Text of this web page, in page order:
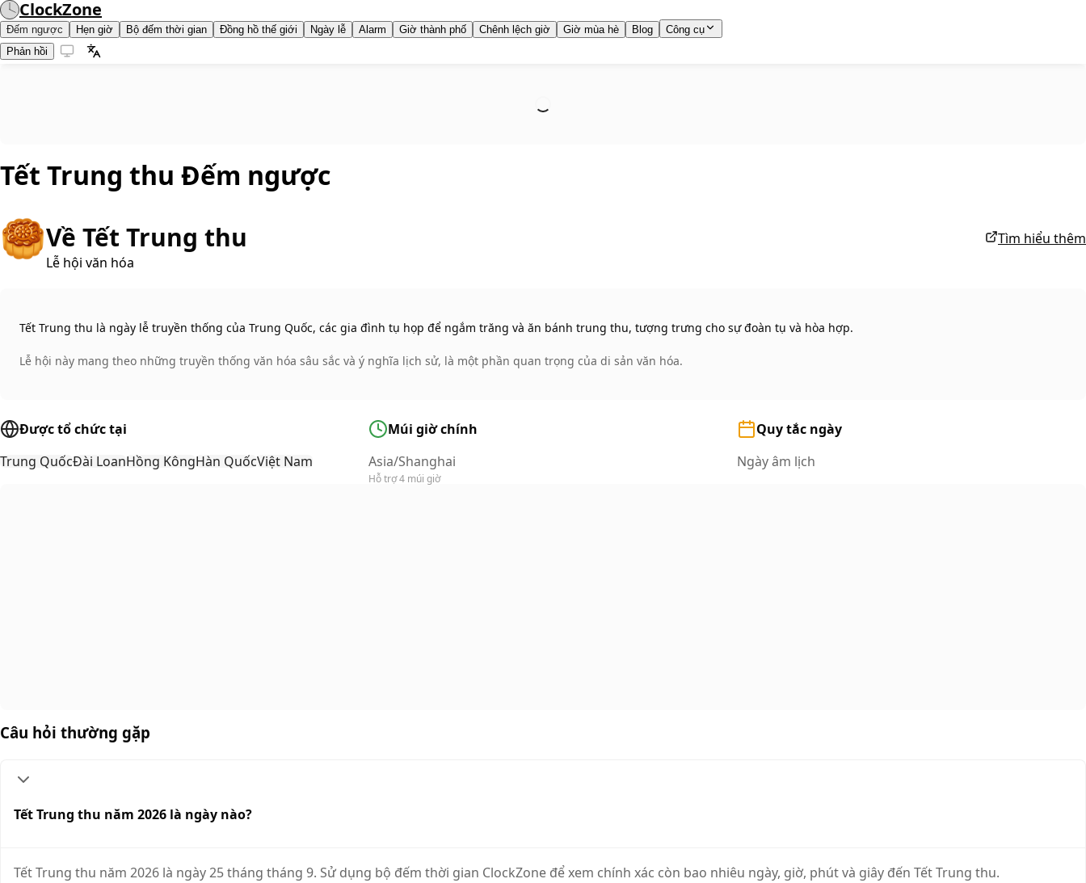
ClockZone
Đếm ngược Hẹn giờ Bộ đếm thời gian Đồng hồ thế giới Ngày lễ Alarm Giờ thành phố Chênh lệch giờ Giờ mùa hè Blog
Công cụ
Phản hồi
Tết Trung thu Đếm ngược
🥮Về Tết Trung thu
Lễ hội văn hóa
Tìm hiểu thêm
Tết Trung thu là ngày lễ truyền thống của Trung Quốc, các gia đình tụ họp để ngắm trăng và ăn bánh trung thu, tượng trưng cho sự đoàn tụ và hòa hợp.
Lễ hội này mang theo những truyền thống văn hóa sâu sắc và ý nghĩa lịch sử, là một phần quan trọng của di sản văn hóa.
Được tổ chức tại
Trung QuốcĐài LoanHồng KôngHàn QuốcViệt Nam
Múi giờ chính
Asia/Shanghai
Hỗ trợ 4 múi giờ
Quy tắc ngày
Ngày âm lịch
Câu hỏi thường gặp
Tết Trung thu năm 2026 là ngày nào?
Tết Trung thu năm 2026 là ngày 25 tháng tháng 9. Sử dụng bộ đếm thời gian ClockZone để xem chính xác còn bao nhiêu ngày, giờ, phút và giây đến Tết Trung thu.